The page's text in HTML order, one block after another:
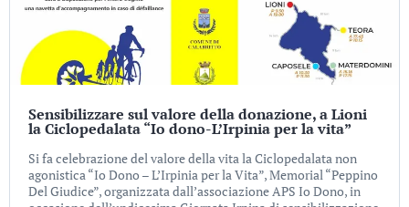
Sensibilizzare sul valore della donazione, a Lioni
la Ciclopedalata “Io dono-L’Irpinia per la vita”
Si fa celebrazione del valore della vita la Ciclopedalata non
agonistica “Io Dono – L’Irpinia per la Vita”, Memorial “Peppino
Del Giudice”, organizzata dall’associazione APS Io Dono, in